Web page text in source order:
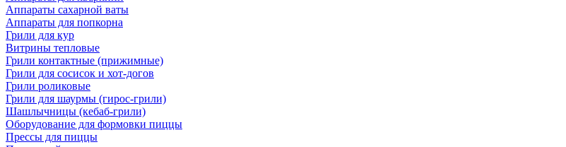
Аппараты сахарной ваты
Аппараты для попкорна
Грили для кур
Витрины тепловые
Грили контактные (прижимные)
Грили для сосисок и хот-догов
Грили роликовые
Грили для шаурмы (гирос-грили)
Шашлычницы (кебаб-грили)
Оборудование для формовки пиццы
Прессы для пиццы